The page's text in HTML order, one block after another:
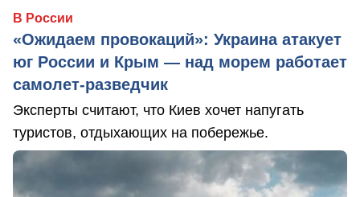
В России
«Ожидаем провокаций»: Украина атакует
юг России и Крым — над морем работает
самолет-разведчик
Эксперты считают, что Киев хочет напугать
туристов, отдыхающих на побережье.